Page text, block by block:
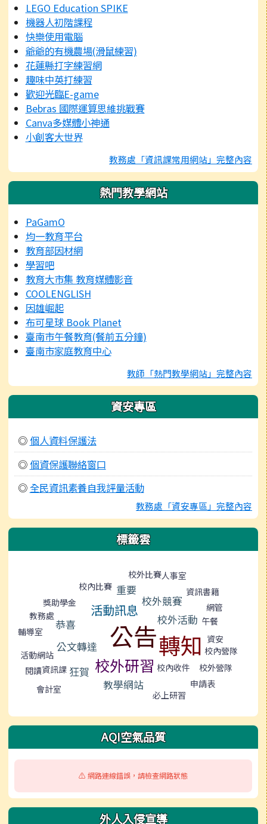
LEGO Education SPIKE
機器人初階課程
快樂使用電腦
爺爺的有機農場(滑鼠練習)
花蓮縣打字練習網
趣味中英打練習
歡迎光臨E-game
Bebras 國際運算思維挑戰賽
Canva多媒體小神通
小創客大世界
教務處「資訊課常用網站」完整內容
熱門教學網站
PaGamO
均一教育平台
教育部因材網
學習吧
教育大市集 教育媒體影音
COOLENGLISH
因雄崛起
布可星球 Book Planet
臺南市午餐教育(餐前五分鐘)
臺南市家庭教育中心
教師「熱門教學網站」完整內容
資安專區
◎個人資料保護法
◎個資保護聯絡窗口
◎全民資訊素養自我評量活動
教務處「資安專區」完整內容
標籤雲
校外比賽
校內比賽
人事室
重要
獎助學金 活動訊息
校外競賽
資訊書籍
教務處
網管
輔導室
恭喜 公告校外活動 午餐
公文轉達 轉知 資安
活動網站
閱讀
狂賀 校外研習
校內營隊
資訊課
校內收件
校外營隊
會計室
教學網站
必上研習
申請表
AQI空氣品質
⚠️ 網路連線錯誤，請檢查網路狀態
外人入侵宣導